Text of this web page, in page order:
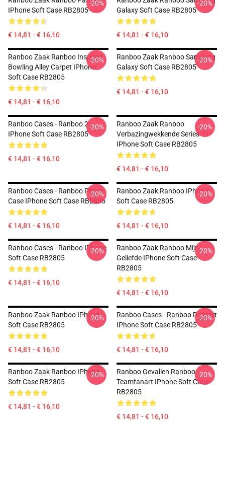
IPhone Soft Case RB2805
€ 14,81 - € 16,10
-20%
Galaxy Soft Case RB2805
€ 14,81 - € 16,10
-20%
Ranboo Zaak Ranboo Inspired
Bowling Alley Carpet IPhone
Soft Case RB2805
€ 14,81 - € 16,10
-20%
Ranboo Zaak Ranboo Samsung
Galaxy Soft Case RB2805
€ 14,81 - € 16,10
-20%
Ranboo Cases - Ranboo 2
IPhone Soft Case RB2805
€ 14,81 - € 16,10
-20%
Ranboo Zaak Ranboo
Verbazingwekkende Series 11
IPhone Soft Case RB2805
€ 14,81 - € 16,10
-20%
Ranboo Cases - Ranboo Phone
Case IPhone Soft Case RB2805
€ 14,81 - € 16,10
-20%
Ranboo Zaak Ranboo IPhone
Soft Case RB2805
€ 14,81 - € 16,10
-20%
Ranboo Cases - Ranboo IPhone
Soft Case RB2805
€ 14,81 - € 16,10
-20%
Ranboo Zaak Ranboo Mijn
Geliefde IPhone Soft Case
RB2805
€ 14,81 - € 16,10
-20%
Ranboo Zaak Ranboo IPhone
Soft Case RB2805
€ 14,81 - € 16,10
-20%
Ranboo Cases - Ranboo Dropart
IPhone Soft Case RB2805
€ 14,81 - € 16,10
-20%
Ranboo Zaak Ranboo IPhone
Soft Case RB2805
€ 14,81 - € 16,10
-20%
Ranboo Gevallen Ranboo
Teamfanart IPhone Soft Case
RB2805
€ 14,81 - € 16,10
-20%